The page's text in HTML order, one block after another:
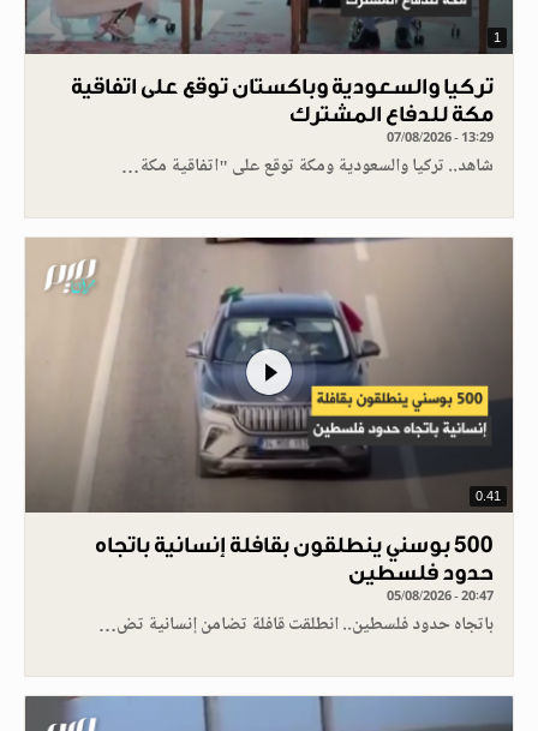
1
تركيا والسعودية وباكستان توقع على اتفاقية
مكة للدفاع المشترك
07/08/2026 - 13:29
شاهد.. تركيا والسعودية ومكة توقع على "اتفاقية مكة…
0.41
500 بوسني ينطلقون بقافلة إنسانية باتجاه
حدود فلسطين
05/08/2026 - 20:47
باتجاه حدود فلسطين.. انطلقت قافلة تضامن إنسانية تض…